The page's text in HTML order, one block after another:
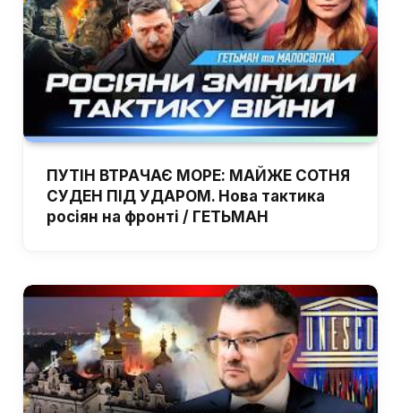
ПУТІН ВТРАЧАЄ МОРЕ: МАЙЖЕ СОТНЯ
СУДЕН ПІД УДАРОМ. Нова тактика
росіян на фронті / ГЕТЬМАН